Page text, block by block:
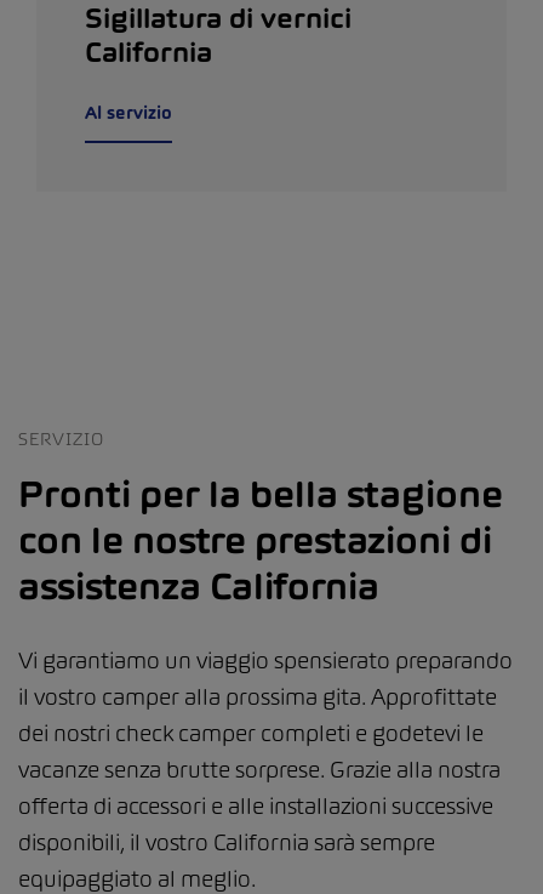
Sigillatura di vernici
California
Al servizio
SERVIZIO
Pronti per la bella stagione
con le nostre prestazioni di
assistenza California
Vi garantiamo un viaggio spensierato preparando
il vostro camper alla prossima gita. Approfittate
dei nostri check camper completi e godetevi le
vacanze senza brutte sorprese. Grazie alla nostra
offerta di accessori e alle installazioni successive
disponibili, il vostro California sarà sempre
equipaggiato al meglio.